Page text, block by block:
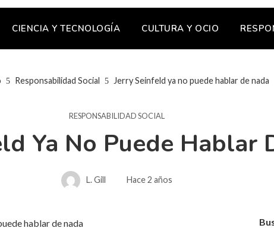
CIENCIA Y TECNOLOGÍA CULTURA Y OCIO
Responsabilidad Social Jerry Seinfeld ya no puede hablar de nada
RESPONSABILIDAD SOCIAL
Ya No Puede Hablar
L. Gill Hace 2 años